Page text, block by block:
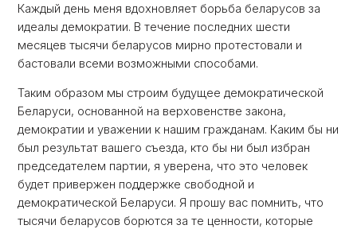
Каждый день меня вдохновляет борьба беларусов за
идеалы демократии. В течение последних шести
месяцев тысячи беларусов мирно протестовали и
бастовали всеми возможными способами.
Таким образом мы строим будущее демократической
Беларуси, основанной на верховенстве закона,
демократии и уважении к нашим гражданам. Каким бы ни
был результат вашего съезда, кто бы ни был избран
председателем партии, я уверена, что это человек
будет привержен поддержке свободной и
демократической Беларуси. Я прошу вас помнить, что
тысячи беларусов борются за те ценности, которые